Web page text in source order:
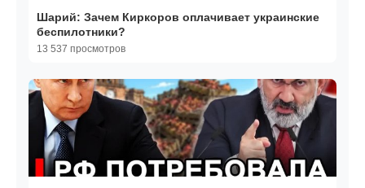
Шарий: Зачем Киркоров оплачивает украинские
беспилотники?
13 537 просмотров